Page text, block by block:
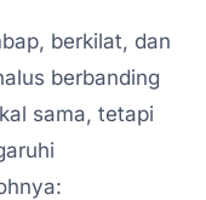
berkilat, dan
berbanding
sama, tetapi